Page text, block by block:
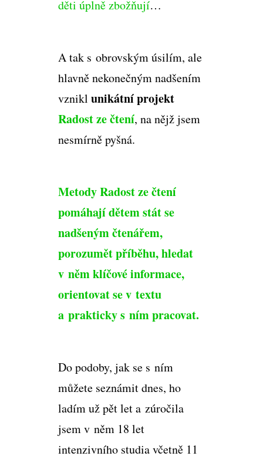
děti úplně zbožňují…
A tak s obrovským úsilím, ale
hlavně nekonečným nadšením
vznikl unikátní projekt
Radost ze čtení, na nějž jsem
nesmírně pyšná.
Metody Radost ze čtení
pomáhají dětem stát se
nadšeným čtenářem,
porozumět příběhu, hledat
v něm klíčové informace,
orientovat se v textu
a prakticky s ním pracovat.
Do podoby, jak se s ním
můžete seznámit dnes, ho
ladím už pět let a zúročila
jsem v něm 18 let
intenzivního studia včetně 11